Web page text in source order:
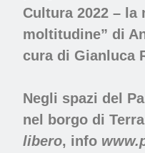
Cultura 2022 – la
moltitudine” di
cura di Gianluca
Negli spazi del
nel borgo di
libero, info